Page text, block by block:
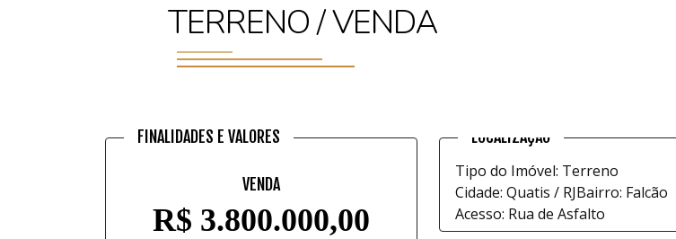
TERRENO / VENDA
FINALIDADES E VALORES
VENDA
R$ 3.800.000,00
Tipo do Imóvel: Terreno
Cidade: Quatis / RJBairro: Falcão
Acesso: Rua de Asfalto